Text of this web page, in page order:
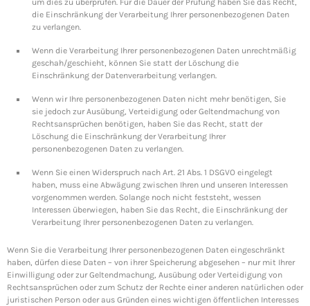
um dies zu überprüfen. Für die Dauer der Prüfung haben Sie das Recht,
die Einschränkung der Verarbeitung Ihrer personenbezogenen Daten
zu verlangen.
Wenn die Verarbeitung Ihrer personenbezogenen Daten unrechtmäßig
geschah/geschieht, können Sie statt der Löschung die
Einschränkung der Datenverarbeitung verlangen.
Wenn wir Ihre personenbezogenen Daten nicht mehr benötigen, Sie
sie jedoch zur Ausübung, Verteidigung oder Geltendmachung von
Rechtsansprüchen benötigen, haben Sie das Recht, statt der
Löschung die Einschränkung der Verarbeitung Ihrer
personenbezogenen Daten zu verlangen.
Wenn Sie einen Widerspruch nach Art. 21 Abs. 1 DSGVO eingelegt
haben, muss eine Abwägung zwischen Ihren und unseren Interessen
vorgenommen werden. Solange noch nicht feststeht, wessen
Interessen überwiegen, haben Sie das Recht, die Einschränkung der
Verarbeitung Ihrer personenbezogenen Daten zu verlangen.
Wenn Sie die Verarbeitung Ihrer personenbezogenen Daten eingeschränkt
haben, dürfen diese Daten – von ihrer Speicherung abgesehen – nur mit Ihrer
Einwilligung oder zur Geltendmachung, Ausübung oder Verteidigung von
Rechtsansprüchen oder zum Schutz der Rechte einer anderen natürlichen oder
juristischen Person oder aus Gründen eines wichtigen öffentlichen Interesses